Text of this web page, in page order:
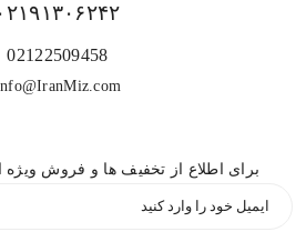
۰۲۱۹۱۳۰۶۲۴۲
02122509458
برای اطلاع از تخفیف ها و فروش ویژه